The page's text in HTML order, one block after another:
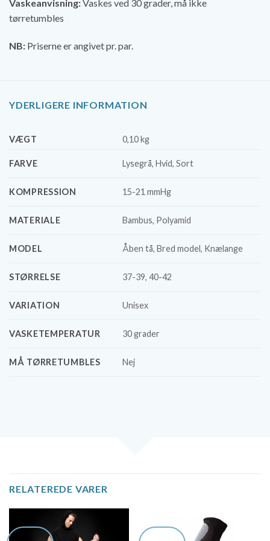
Vaskeanvisning:Vaskes ved 30 grader, må ikke
tørretumbles
NB: Priserne er angivet pr. par.
YDERLIGERE INFORMATION
VÆGT 0,10 kg
FARVE Lysegrå, Hvid, Sort
KOMPRESSION 15-21 mmHg
MATERIALE Bambus, Polyamid
MODEL Åben tå, Bred model, Knælange
STØRRELSE 37-39, 40-42
VARIATION Unisex
VASKETEMPERATUR 30 grader
MÅ TØRRETUMBLES Nej
RELATEREDE VARER